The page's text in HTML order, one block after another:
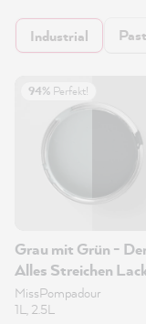
Industrial
94% Perfekt!
Grau mit Grün -
Alles Streichen
MissPompadour
1L, 2.5L